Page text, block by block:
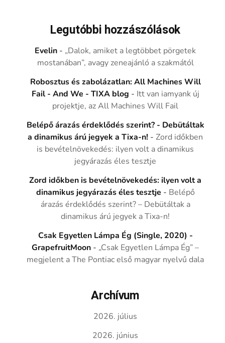
Legutóbbi hozzászólások
Evelin - „Dalok, amiket a legtöbbet pörgetek
mostanában”, avagy zeneajánló a szakmától
Robosztus és zabolázatlan: All Machines Will
Fail - And We - TIXA blog - Itt van iamyank új
projektje, az All Machines Will Fail
Belépő árazás érdeklődés szerint? - Debütáltak
a dinamikus árú jegyek a Tixa-n! -Zord időkben
is bevételnövekedés: ilyen volt a dinamikus
jegyárazás éles tesztje
Zord időkben is bevételnövekedés: ilyen volt a
dinamikus jegyárazás éles tesztje - Belépő
árazás érdeklődés szerint? – Debütáltak a
dinamikus árú jegyek a Tixa-n!
Csak Egyetlen Lámpa Ég (Single, 2020) -
GrapefruitMoon - „Csak Egyetlen Lámpa Ég” –
megjelent a The Pontiac első magyar nyelvű dala
Archívum
2026. július
2026. június